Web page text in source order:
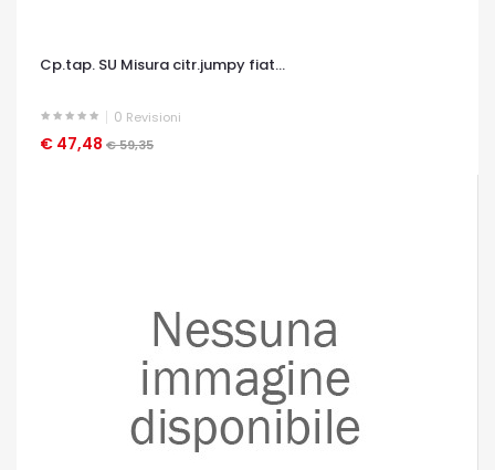
Cp.tap. SU Misura citr.jumpy fiat...
0 Revisioni
€ 47,48 € 59,35
OCCHIATA VELOCE